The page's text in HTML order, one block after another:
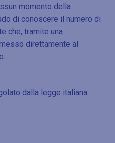
momento della
di conoscere il numero di
che, tramite una
direttamente al
dalla legge italiana.